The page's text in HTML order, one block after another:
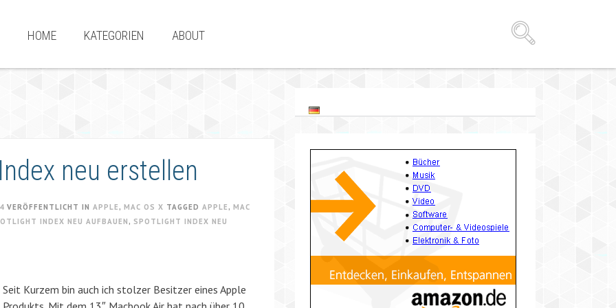
HOME KATEGORIEN ABOUT
neu erstellen
VERÖFFENTLICHT IN APPLE , MAC OS X TAGGED APPLE , MAC
INDEX NEU AUFBAUEN , SPOTLIGHT INDEX NEU
Seit Kurzem bin auch ich stolzer Besitzer eines Apple